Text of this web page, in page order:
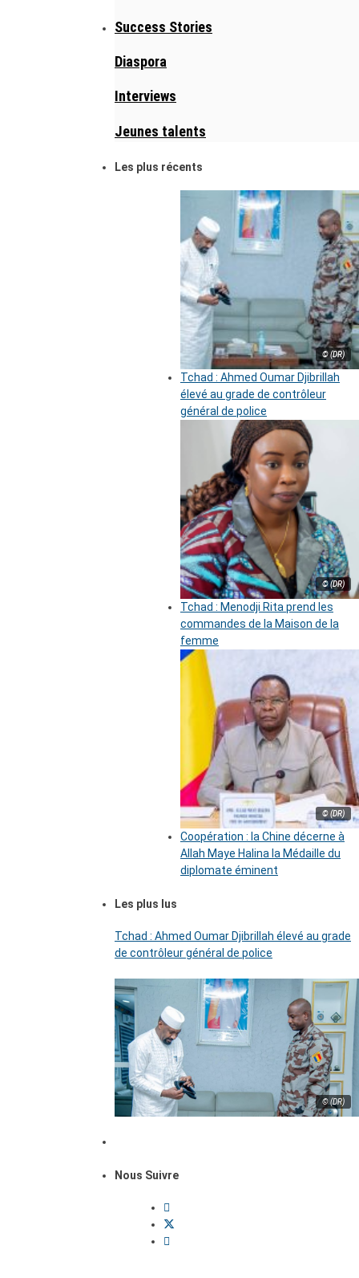
Success Stories
Diaspora
Interviews
Jeunes talents
Les plus récents
© (DR)
Tchad : Ahmed Oumar Djibrillah
élevé au grade de contrôleur
général de police
© (DR)
Tchad : Menodji Rita prend les
commandes de la Maison de la
femme
© (DR)
Coopération : la Chine décerne à
Allah Maye Halina la Médaille du
diplomate éminent
Les plus lus
Tchad : Ahmed Oumar Djibrillah élevé au grade
de contrôleur général de police
© (DR)
Nous Suivre